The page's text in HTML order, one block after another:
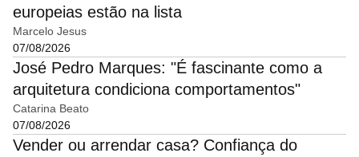
europeias estão na lista
Marcelo Jesus
07/08/2026
José Pedro Marques: "É fascinante como a
arquitetura condiciona comportamentos"
Catarina Beato
07/08/2026
Vender ou arrendar casa? Confiança do